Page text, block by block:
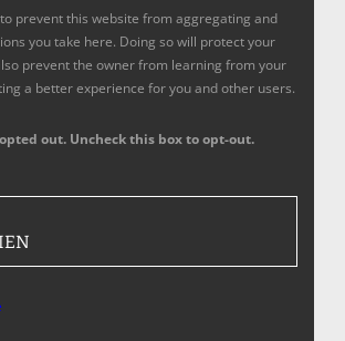
prevent this website from aggregating and
you take here. Doing so will protect your
prevent the owner from learning from your
a better experience for you and other users.
out. Uncheck this box to opt-out.